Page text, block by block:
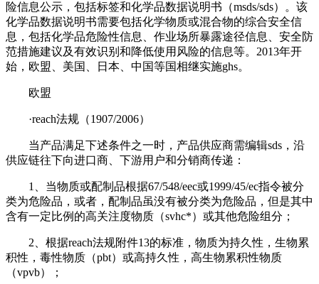
险信息公示，包括标签和化学品数据说明书（msds/sds）。该
化学品数据说明书需要包括化学物质或混合物的综合安全信
息，包括化学品危险性信息、作业场所暴露途径信息、安全防
范措施建议及有效识别和降低使用风险的信息等。2013年开
始，欧盟、美国、日本、中国等国相继实施ghs。
欧盟
·reach法规（1907/2006）
当产品满足下述条件之一时，产品供应商需编辑sds，沿
供应链往下向进口商、下游用户和分销商传递：
1、当物质或配制品根据67/548/eec或1999/45/ec指令被分
类为危险品，或者，配制品虽没有被分类为危险品，但是其中
含有一定比例的高关注度物质（svhc*）或其他危险组分；
2、根据reach法规附件13的标准，物质为持久性，生物累
积性，毒性物质（pbt）或高持久性，高生物累积性物质
（vpvb）；